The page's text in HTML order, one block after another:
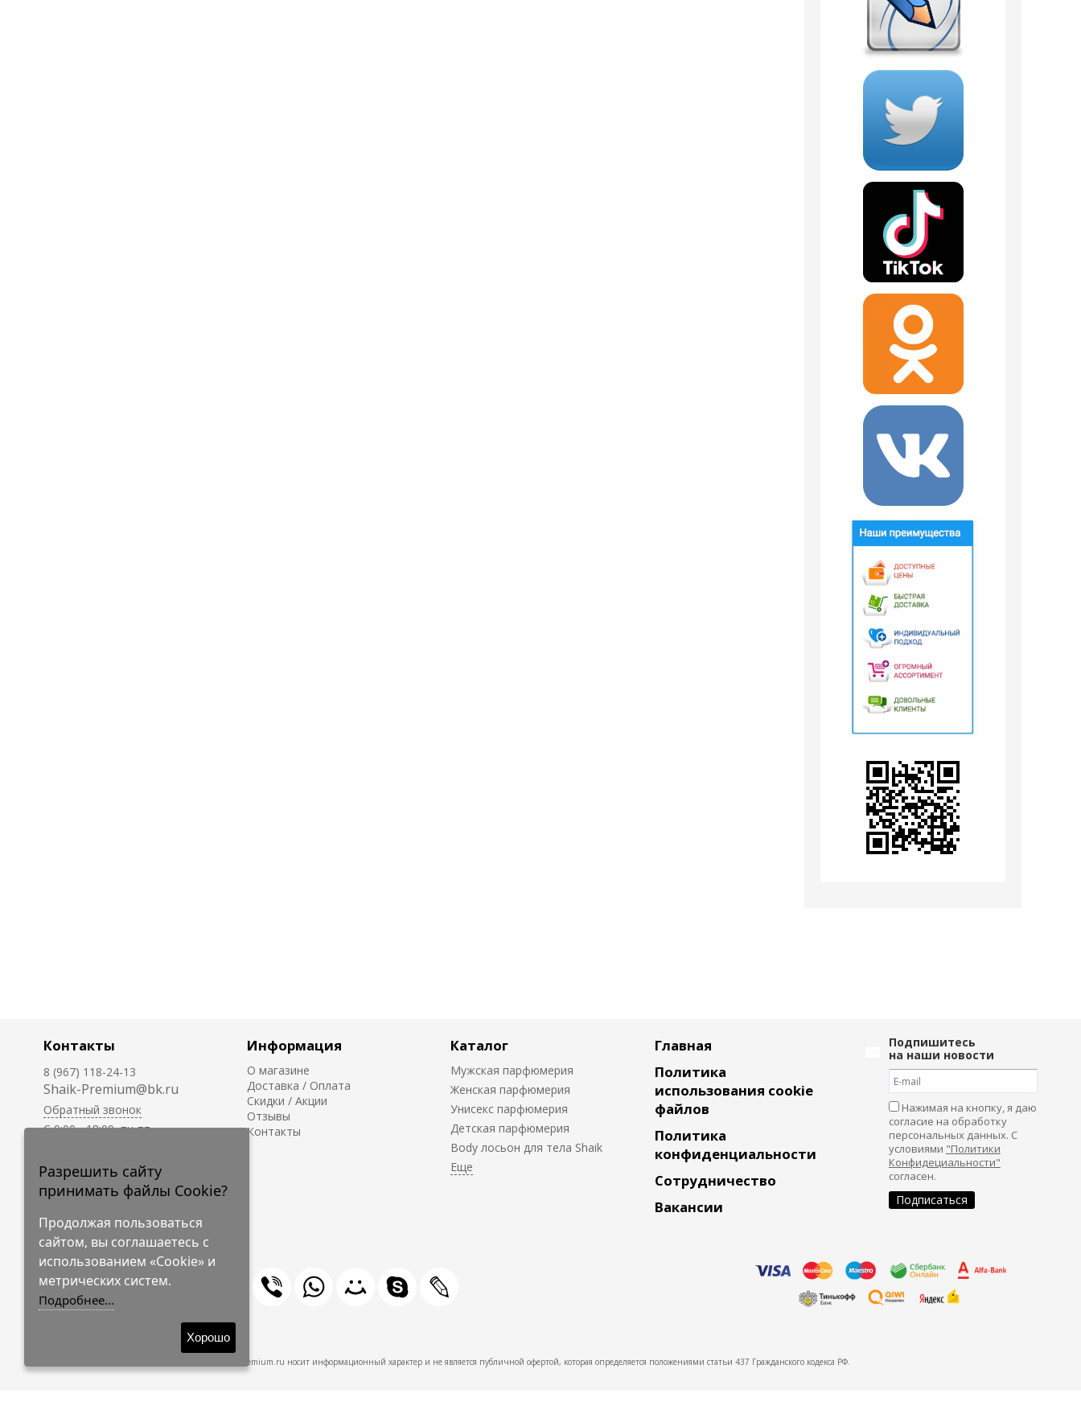
Контакты
8 (967) 118-24-13
Shaik-Premium@bk.ru
Обратный звонок
C 9:00 - 18:00, пн-пт
круглосуточно.
Информация
О магазине
Доставка / Оплата
Скидки / Акции
Отзывы
Контакты
Каталог
Мужская парфюмерия
Женская парфюмерия
Унисекс парфюмерия
Детская парфюмерия
Body лосьон для тела Shaik
Главная
Политика
использования cookie
файлов
Политика
конфиденциальности
Сотрудничество
Вакансии
Подпишитесь
на наши новости
Нажимая на кнопку, я даю
согласие на обработку
персональных данных. С
условиями "Политики
Конфидециальности"
согласен.
© 2009-2026 Shaik-Premium
Shaik-Premium.ru носит информационный характер и не является публичной офертой, которая определяется положениями статьи 437 Гражданского кодекса РФ.
Разрешить сайту
принимать файлы Cookie?
Продолжая пользоваться
сайтом, вы соглашаетесь с
использованием «Cookie» и
метрических систем.
Подробнее...
Хорошо